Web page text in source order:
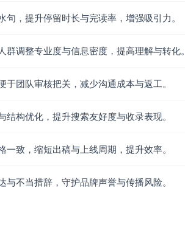
，提升停留时长与完读率，增强吸引力。
调整专业度与信息密度，提高理解与转化。
团队审核把关，减少沟通成本与返工。
构优化，提升搜索友好度与收录表现。
致，缩短出稿与上线周期，提升效率。
不当措辞，守护品牌声誉与传播风险。